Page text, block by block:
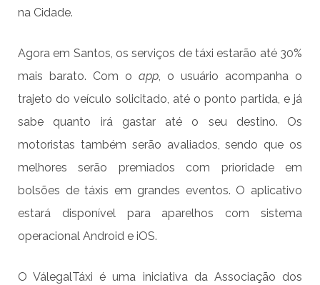
na Cidade.
Agora em Santos, os serviços de táxi estarão até 30%
mais barato. Com o app, o usuário acompanha o
trajeto do veículo solicitado, até o ponto partida, e já
sabe quanto irá gastar até o seu destino. Os
motoristas também serão avaliados, sendo que os
melhores serão premiados com prioridade em
bolsões de táxis em grandes eventos. O aplicativo
estará disponível para aparelhos com sistema
operacional Android e iOS.
O VálegalTáxi é uma iniciativa da Associação dos